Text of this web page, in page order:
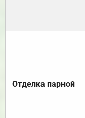
Отделка парной